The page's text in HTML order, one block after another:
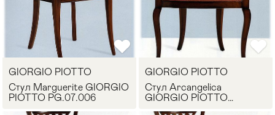
GIORGIO PIOTTO
Стул Marguerite GIORGIO
PIOTTO PG.07.006
GIORGIO PIOTTO
Стул Arcangelica
GIORGIO PIOTTO